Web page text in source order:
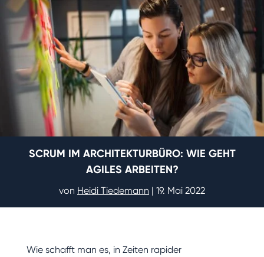
SCRUM IM ARCHITEKTURBÜRO: WIE GEHT
AGILES ARBEITEN?
von Heidi Tiedemann | 19. Mai 2022
Wie schafft man es, in Zeiten rapider